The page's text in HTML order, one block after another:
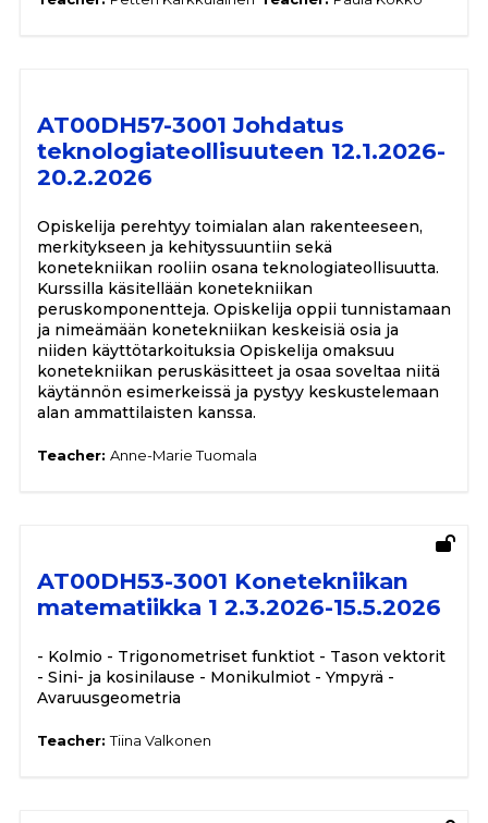
AT00DH57-3001 Johdatus
teknologiateollisuuteen 12.1.2026-
20.2.2026
Opiskelija perehtyy toimialan alan rakenteeseen,
merkitykseen ja kehityssuuntiin sekä
konetekniikan rooliin osana teknologiateollisuutta.
Kurssilla käsitellään konetekniikan
peruskomponentteja. Opiskelija oppii tunnistamaan
ja nimeämään konetekniikan keskeisiä osia ja
niiden käyttötarkoituksia Opiskelija omaksuu
konetekniikan peruskäsitteet ja osaa soveltaa niitä
käytännön esimerkeissä ja pystyy keskustelemaan
alan ammattilaisten kanssa.
Teacher: Anne-Marie Tuomala
AT00DH53-3001 Konetekniikan
matematiikka 1 2.3.2026-15.5.2026
- Kolmio - Trigonometriset funktiot - Tason vektorit
- Sini- ja kosinilause - Monikulmiot - Ympyrä -
Avaruusgeometria
Teacher:Tiina Valkonen